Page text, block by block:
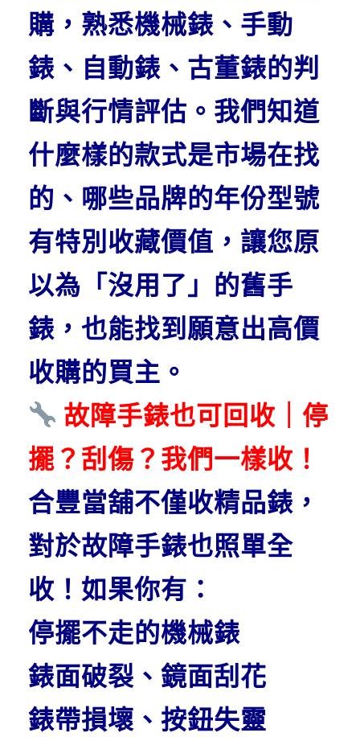
購，熟悉機械錶、手動
錶、自動錶、古董錶的判
斷與行情評估。我們知道
什麼樣的款式是市場在找
的、哪些品牌的年份型號
有特別收藏價值，讓您原
以為「沒用了」的舊手
錶，也能找到願意出高價
收購的買主。
故障手錶也可回收｜停
擺？刮傷？我們一樣收！
合豐當舖不僅收精品錶，
對於故障手錶也照單全
收！如果你有：
停擺不走的機械錶
錶面破裂、鏡面刮花
錶帶損壞、按鈕失靈